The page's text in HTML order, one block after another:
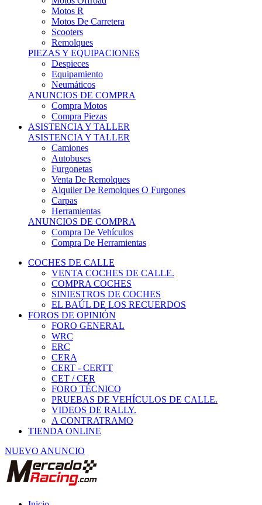
Motos R
Motos De Carretera
Scooters
Remolques
PIEZAS Y EQUIPACIONES
Despieces
Equipamiento
Neumáticos
ANUNCIOS DE COMPRA
Compra Motos
Compra Piezas
ASISTENCIA Y TALLER
ASISTENCIA Y TALLER
Camiones
Autobuses
Furgonetas
Venta De Remolques
Alquiler De Remolques O Furgones
Carpas
Herramientas
ANUNCIOS DE COMPRA
Compra De Vehículos
Compra De Herramientas
COCHES DE CALLE
VENTA COCHES DE CALLE.
COMPRA COCHES
SINIESTROS DE COCHES
EL BAÚL DE LOS RECUERDOS
FOROS DE OPINIÓN
FORO GENERAL
WRC
ERC
CERA
CERT - CERTT
CET / CER
FORO TÉCNICO
PRUEBAS DE VEHÍCULOS DE CALLE.
VIDEOS DE RALLY.
A CONTRATRAMO
TIENDA ONLINE
NUEVO ANUNCIO